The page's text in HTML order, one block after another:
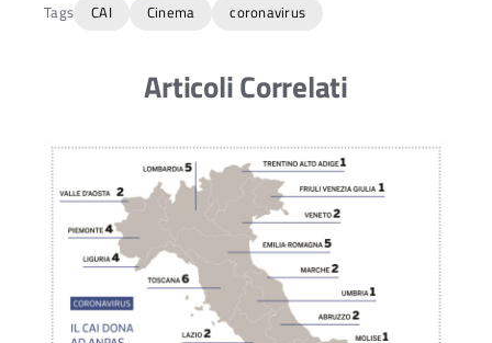
Tags
CAI Cinema coronavirus
Articoli Correlati